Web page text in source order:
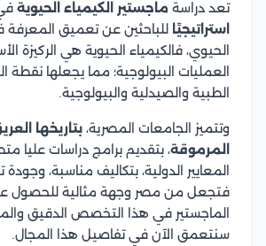
تعد دراسة ماجستير الكيمياء الحيوية
استراتيجيًا للباحثين عن تعميق المعرفة
الحيوي، فالكيمياء الحيوية هي الركيزة
العمليات البيولوجية؛ مما يجعلها نقطة
الطبية والصيدلية والبيولوجية.
وتتميز الجامعات المصرية، بتاريخها
المرموقة، بتقديم برامج دراسات عليا
المعايير الدولية، بتكاليف مناسبة، وجودة
فتجعل من مصر وجهة مثالية للحصول
الماجستير في هذا التخصص الدقيق
سنتعمق الآن في تفاصيل هذا المجال.